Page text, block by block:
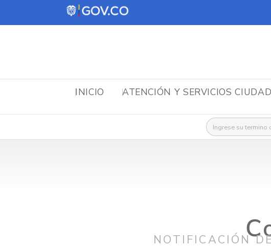
INICIO ATENCIÓN Y SERVICIOS
Buscar:
NOTIFICACIÓN